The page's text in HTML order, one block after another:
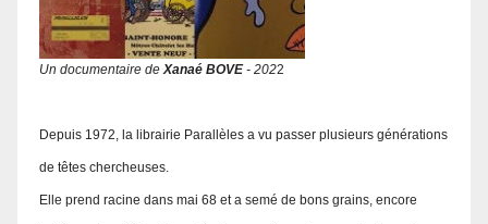
Un documentaire deXanaé BOVE- 2022
Depuis 1972, la librairie Parallèles a vu passer plusieurs générations
de têtes chercheuses.
Elle prend racine dans mai 68 et a semé de bons grains, encore